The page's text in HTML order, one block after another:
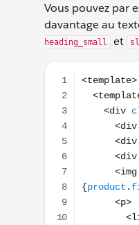
Vous pouvez par
davantage au
heading_small
et
<template>